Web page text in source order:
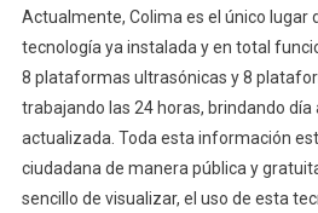
Actualmente, Colima es el único lugar
tecnología ya instalada y en total
8 plataformas ultrasónicas y 8
trabajando las 24 horas, brindando
actualizada. Toda esta información
ciudadana de manera pública y
sencillo de visualizar, el uso de esta